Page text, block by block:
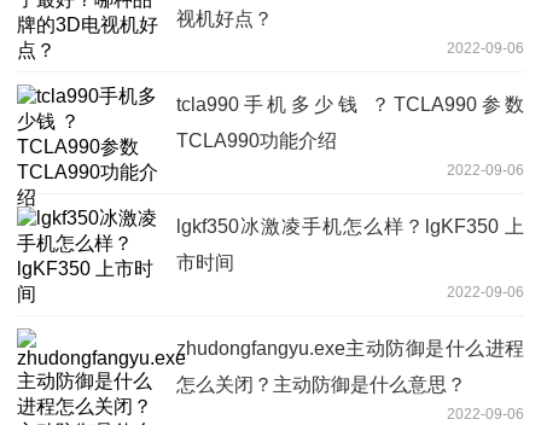
视机好点？
2022-09-06
tcla990手机多少钱 ？TCLA990参数
TCLA990功能介绍
2022-09-06
lgkf350冰激凌手机怎么样？lgKF350 上
市时间
2022-09-06
zhudongfangyu.exe主动防御是什么进程
怎么关闭？主动防御是什么意思？
2022-09-06